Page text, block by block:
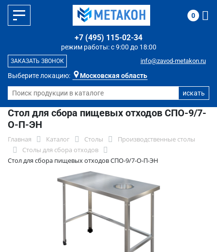
Выберите локацию: Московская область
режим работы: с 9:00 до 18:00
+7 (495) 115-02-34
info@zavod-metakon.ru
ЗАКАЗАТЬ ЗВОНОК
0
Стол для сбора пищевых отходов СПО-9/7-
О-П-ЭН
Главная Каталог Столы
Производственные столы
Столы для сбора отходов
Стол для сбора пищевых отходов СПО-9/7-О-П-ЭН